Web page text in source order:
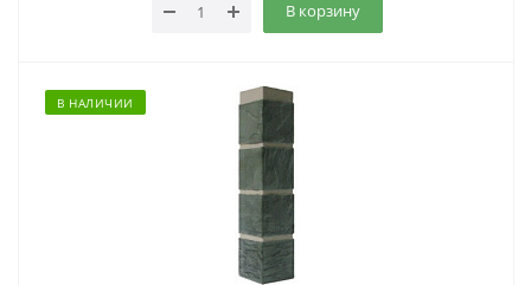
В корзину
В НАЛИЧИИ